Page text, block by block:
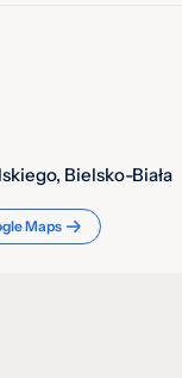
Bielsko-Biała
Maps